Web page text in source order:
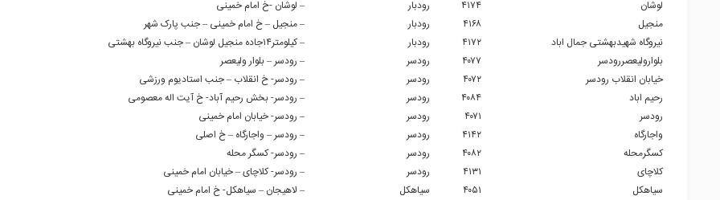
لوشان
۴۱۷۴ رودبار
– لوشان -خ امام خمینی
منجیل
۴۱۶۸ رودبار
– منجیل – خ امام خمینی – جنب پارک شهر
نیروگاه شهیدبهشتی جمال اباد
۴۱۷۲ رودبار
– کیلومتر۱۴جاده منجیل لوشان – جنب نیروگاه بهشتی
بلوارولیعصررودسر
۴۰۷۷ رودسر
– رودسر – بلوار ولیعصر
خیابان انقلاب رودسر
۴۰۷۲ رودسر
– رودسر- خ انقلاب – جنب استادیوم ورزشی
رحیم اباد
۴۰۸۴ رودسر
– رودسر- بخش رحیم آباد- خ آیت اله معصومی
رودسر
۴۰۷۱ رودسر
– رودسر- خیابان امام خمینی
واجارگاه
۴۱۴۲ رودسر
– رودسر – واجارگاه – خ اصلی
کسگرمحله
۴۰۸۲ رودسر
– رودسر- کسگر محله
کلاچای
۴۱۳۱ رودسر
– رودسر- کلاچای – خیابان امام خمینی
سیاهکل
۴۰۵۱ سیاهکل
– لاهیجان – سیاهکل- خ امام خمینی